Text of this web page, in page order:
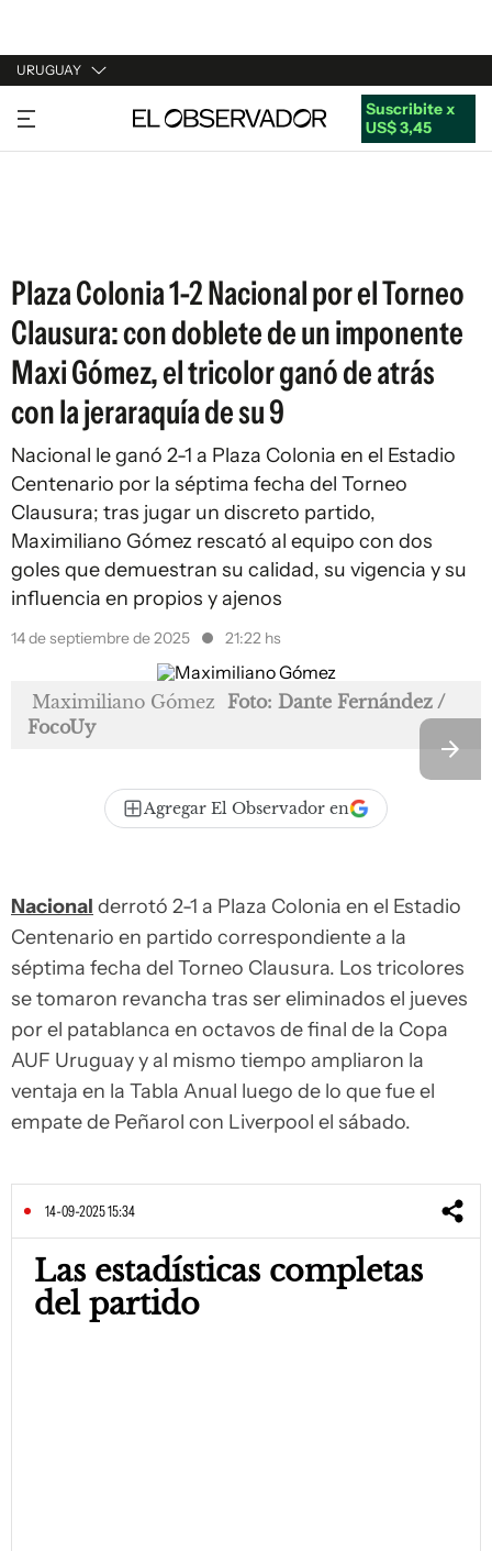
URUGUAY
URUGUAY
ARGENTINA
Suscribite x
US$ 3,45
Plaza Colonia 1-2 Nacional por el Torneo
Clausura: con doblete de un imponente
Maxi Gómez, el tricolor ganó de atrás
con la jeraraquía de su 9
Nacional le ganó 2-1 a Plaza Colonia en el Estadio
Centenario por la séptima fecha del Torneo
Clausura; tras jugar un discreto partido,
Maximiliano Gómez rescató al equipo con dos
goles que demuestran su calidad, su vigencia y su
influencia en propios y ajenos
14 de septiembre de 2025 21:22 hs
Maximiliano Gómez Foto: Dante Fernández /
FocoUy
Agregar El Observador en
Nacional derrotó 2-1 a Plaza Colonia en el Estadio
Centenario en partido correspondiente a la
séptima fecha del Torneo Clausura. Los tricolores
se tomaron revancha tras ser eliminados el jueves
por el patablanca en octavos de final de la Copa
AUF Uruguay y al mismo tiempo ampliaron la
ventaja en la Tabla Anual luego de lo que fue el
empate de Peñarol con Liverpool el sábado.
14-09-2025 15:34
Las estadísticas completas
del partido